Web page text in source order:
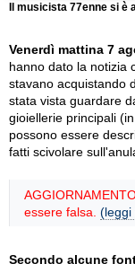
Il musicista 77enne si
Venerdì mattina 7
hanno dato la notizia
stavano acquistando
stata vista guardare
gioiellerie principali
possono essere
fatti scivolare
essere falsa. (leggi
Secondo alcune